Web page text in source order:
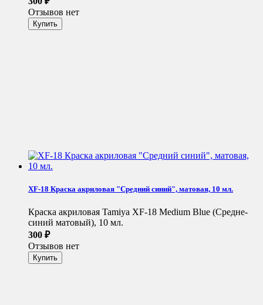
Отзывов нет
XF-18 Краска акриловая "Средний синий", матовая, 10 мл.
Краска акриловая Tamiya XF-18 Medium Blue (Средне-
синий матовый), 10 мл.
300 ₽
Отзывов нет